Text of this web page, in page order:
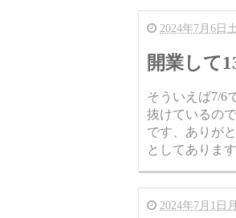
2024年7月6日
開業して
そういえば7/6
抜けているの
です、ありが
としてありま
2024年7月1日